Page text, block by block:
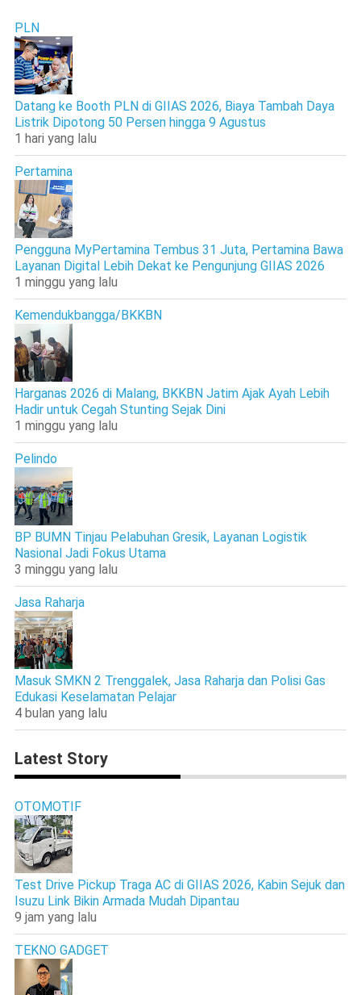
PLN
Datang ke Booth PLN di GIIAS 2026, Biaya Tambah Daya
Listrik Dipotong 50 Persen hingga 9 Agustus
1 hari yang lalu
Pertamina
Pengguna MyPertamina Tembus 31 Juta, Pertamina Bawa
Layanan Digital Lebih Dekat ke Pengunjung GIIAS 2026
1 minggu yang lalu
Kemendukbangga/BKKBN
Harganas 2026 di Malang, BKKBN Jatim Ajak Ayah Lebih
Hadir untuk Cegah Stunting Sejak Dini
1 minggu yang lalu
Pelindo
BP BUMN Tinjau Pelabuhan Gresik, Layanan Logistik
Nasional Jadi Fokus Utama
3 minggu yang lalu
Jasa Raharja
Masuk SMKN 2 Trenggalek, Jasa Raharja dan Polisi Gas
Edukasi Keselamatan Pelajar
4 bulan yang lalu
Latest Story
OTOMOTIF
Test Drive Pickup Traga AC di GIIAS 2026, Kabin Sejuk dan
Isuzu Link Bikin Armada Mudah Dipantau
9 jam yang lalu
TEKNO GADGET